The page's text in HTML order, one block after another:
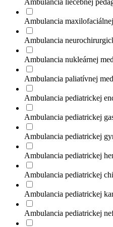
Ambulancia
Ambulancia
Ambulancia nukleárnej
Ambulancia paliatívnej
Ambulancia pediatrickej
Ambulancia pediatrickej
Ambulancia pediatrickej
Ambulancia pediatrickej
Ambulancia pediatrickej
Ambulancia pediatrickej
Ambulancia pediatrickej